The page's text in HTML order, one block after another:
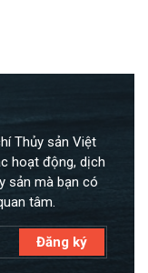
Thủy sản Việt
hoạt động, dịch
sản mà bạn có
tâm.